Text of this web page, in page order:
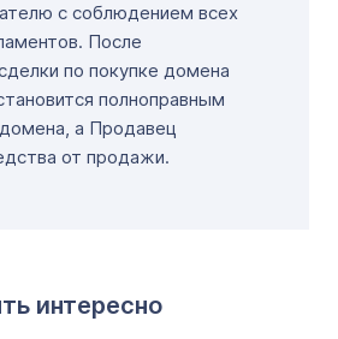
с соблюдением всех
После
по покупке домена
полноправным
а Продавец
от продажи.
интересно